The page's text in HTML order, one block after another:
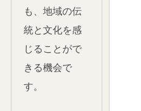
も、地域の伝
統と文化を感
じることがで
きる機会で
す。